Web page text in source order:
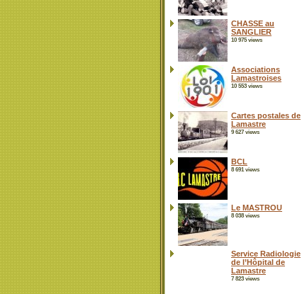
CHASSE au
SANGLIER
10 975 views
Associations
Lamastroises
10 553 views
Cartes postales de
Lamastre
9 627 views
BCL
8 691 views
Le MASTROU
8 038 views
Service Radiologie
de l’Hôpital de
Lamastre
7 823 views